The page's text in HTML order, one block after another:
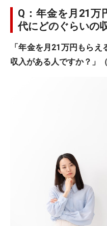
Q：年金を月21万
代にどのぐらいの
「年金を月21万円もら
収入がある人ですか？」